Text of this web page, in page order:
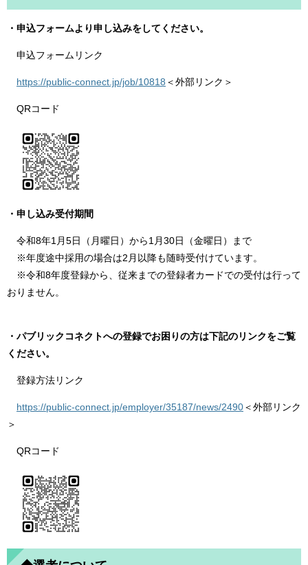
・申込フォームより申し込みをしてください。
申込フォームリンク
https://public-connect.jp/job/10818 ＜外部リンク＞
QRコード
・申し込み受付期間
令和8年1月5日（月曜日）から1月30日（金曜日）まで
※年度途中採用の場合は2月以降も随時受付けています。
※令和8年度登録から、従来までの登録者カードでの受付は行って
おりません。
・パブリックコネクトへの登録でお困りの方は下記のリンクをご覧
ください。
登録方法リンク
https://public-connect.jp/employer/35187/news/2490＜外部リンク
＞
QRコード